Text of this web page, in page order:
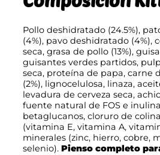
Pollo deshidratado (24.5%),
(4%), pavo deshidratado (4%),
seca, grasa de pollo (13%),
guisantes verdes partidos,
seca, proteína de papa, carne
(2%), lignocelulosa, linaza,
levadura de cerveza seca,
fuente natural de FOS e
betaglucanos, cloruro de
(vitamina E, vitamina A,
minerales (zinc, hierro, cobre,
selenio). Pienso completo